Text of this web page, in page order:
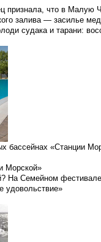
признала, что в Малую
залива — засилье
судака и тарани:
бассейнах «Станции
Морской»
На Семейном фестивале
удовольствие»